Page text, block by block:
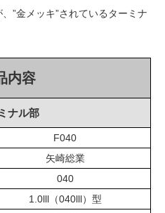
”金メッキ”されているターミナ
内容
ナル部
F040
矢崎総業
040
1.0lll（040lll）型